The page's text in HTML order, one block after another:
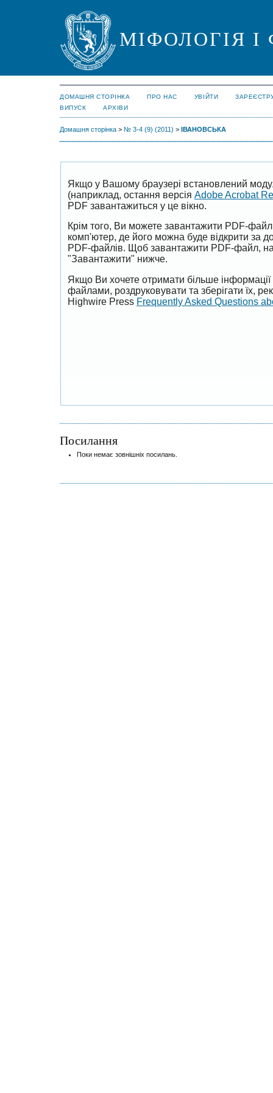
МІФОЛОГІЯ
ДОМАШНЯ СТОРІНКА ПРО НАС УВІЙТИ
ВИПУСК
АРХІВИ
Домашня сторінка > № 3-4 (9) (2011) > ІВАНОВСЬКА
Якщо у Вашому браузері встановлений
(наприклад, остання версія Adobe Acrobat
PDF завантажиться у це вікно.
Крім того, Ви можете завантажити PDF-
комп'ютер, де його можна буде відкрити за
PDF-файлів. Щоб завантажити PDF-файл,
"Завантажити" нижче.
Якщо Ви хочете отримати більше
файлами, роздруковувати та зберігати їх,
Highwire Press Frequently Asked Questions
Посилання
Поки немає зовнішніх посилань.